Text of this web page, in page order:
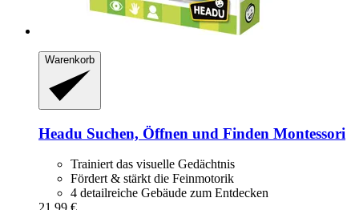
Warenkorb
Headu Suchen, Öffnen und Finden Montessori
Trainiert das visuelle Gedächtnis
Fördert & stärkt die Feinmotorik
4 detailreiche Gebäude zum Entdecken